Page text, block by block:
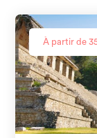
À partir de